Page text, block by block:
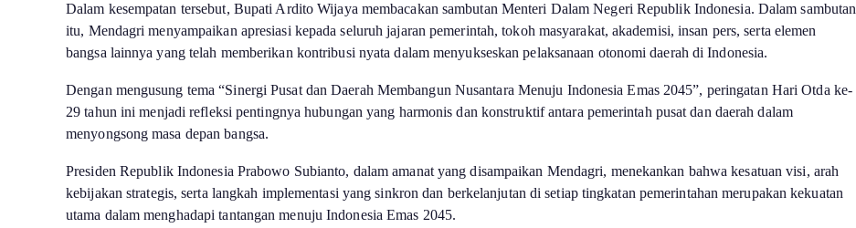
Dalam kesempatan tersebut, Bupati Ardito Wijaya membacakan sambutan Menteri Dalam Negeri Republik Indonesia. Dalam sambutan
itu, Mendagri menyampaikan apresiasi kepada seluruh jajaran pemerintah, tokoh masyarakat, akademisi, insan pers, serta elemen
bangsa lainnya yang telah memberikan kontribusi nyata dalam menyukseskan pelaksanaan otonomi daerah di Indonesia.
Dengan mengusung tema “Sinergi Pusat dan Daerah Membangun Nusantara Menuju Indonesia Emas 2045”, peringatan Hari Otda ke-
29 tahun ini menjadi refleksi pentingnya hubungan yang harmonis dan konstruktif antara pemerintah pusat dan daerah dalam
menyongsong masa depan bangsa.
Presiden Republik Indonesia Prabowo Subianto, dalam amanat yang disampaikan Mendagri, menekankan bahwa kesatuan visi, arah
kebijakan strategis, serta langkah implementasi yang sinkron dan berkelanjutan di setiap tingkatan pemerintahan merupakan kekuatan
utama dalam menghadapi tantangan menuju Indonesia Emas 2045.